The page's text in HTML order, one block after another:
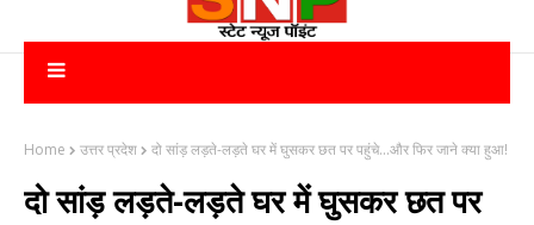
Home उत्तर प्रदेश दो सांड़ लड़ते-लड़ते घर में घुसकर छत पर पहुंचे...और फिर जाने क्या हुआ!
दो सांड़ लड़ते-लड़ते घर में घुसकर छत पर